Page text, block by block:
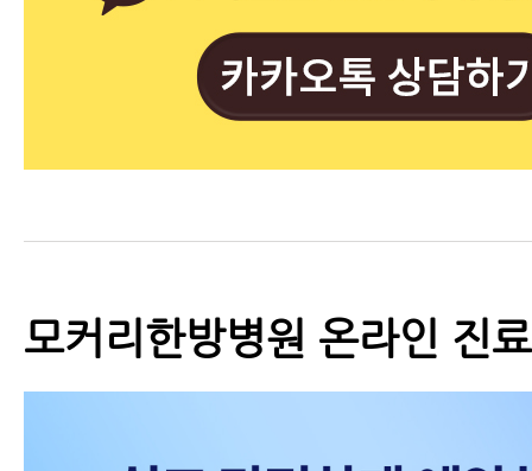
모커리한방병원 온라인 진